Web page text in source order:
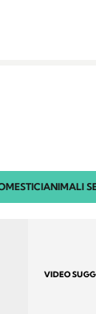
ANIMALI
VIDEO